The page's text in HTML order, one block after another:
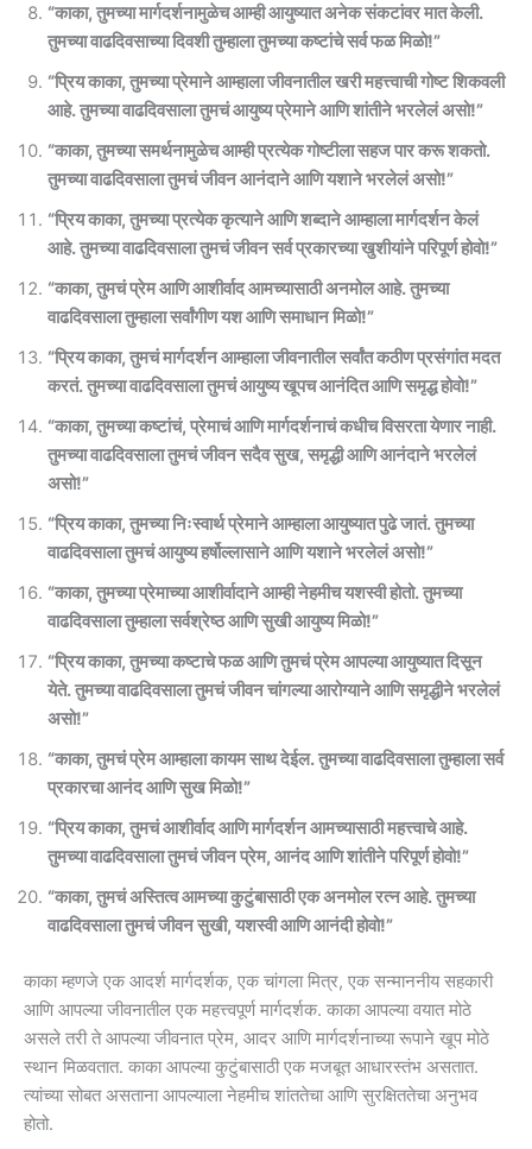
“काका, तुमच्या मार्गदर्शनामुळेच आम्ही आयुष्यात अनेक संकटांवर मात केली.
तुमच्या वाढदिवसाच्या दिवशी तुम्हाला तुमच्या कष्टांचे सर्व फळ मिळो!”
“प्रिय काका, तुमच्या प्रेमाने आम्हाला जीवनातील खरी महत्त्वाची गोष्ट शिकवली
आहे. तुमच्या वाढदिवसाला तुमचं आयुष्य प्रेमाने आणि शांतीने भरलेलं असो!”
“काका, तुमच्या समर्थनामुळेच आम्ही प्रत्येक गोष्टीला सहज पार करू शकतो.
तुमच्या वाढदिवसाला तुमचं जीवन आनंदाने आणि यशाने भरलेलं असो!”
“प्रिय काका, तुमच्या प्रत्येक कृत्याने आणि शब्दाने आम्हाला मार्गदर्शन केलं
आहे. तुमच्या वाढदिवसाला तुमचं जीवन सर्व प्रकारच्या खुशीयांने परिपूर्ण होवो!”
“काका, तुमचं प्रेम आणि आशीर्वाद आमच्यासाठी अनमोल आहे. तुमच्या
वाढदिवसाला तुम्हाला सर्वांगीण यश आणि समाधान मिळो!”
“प्रिय काका, तुमचं मार्गदर्शन आम्हाला जीवनातील सर्वांत कठीण प्रसंगांत मदत
करतं. तुमच्या वाढदिवसाला तुमचं आयुष्य खूपच आनंदित आणि समृद्ध होवो!”
“काका, तुमच्या कष्टांचं, प्रेमाचं आणि मार्गदर्शनाचं कधीच विसरता येणार नाही.
तुमच्या वाढदिवसाला तुमचं जीवन सदैव सुख, समृद्धी आणि आनंदाने भरलेलं
असो!”
“प्रिय काका, तुमच्या निःस्वार्थ प्रेमाने आम्हाला आयुष्यात पुढे जातं. तुमच्या
वाढदिवसाला तुमचं आयुष्य हर्षोल्लासाने आणि यशाने भरलेलं असो!”
“काका, तुमच्या प्रेमाच्या आशीर्वादाने आम्ही नेहमीच यशस्वी होतो. तुमच्या
वाढदिवसाला तुम्हाला सर्वश्रेष्ठ आणि सुखी आयुष्य मिळो!”
“प्रिय काका, तुमच्या कष्टाचे फळ आणि तुमचं प्रेम आपल्या आयुष्यात दिसून
येते. तुमच्या वाढदिवसाला तुमचं जीवन चांगल्या आरोग्याने आणि समृद्धीने भरलेलं
असो!”
“काका, तुमचं प्रेम आम्हाला कायम साथ देईल. तुमच्या वाढदिवसाला तुम्हाला सर्व
प्रकारचा आनंद आणि सुख मिळो!”
“प्रिय काका, तुमचं आशीर्वाद आणि मार्गदर्शन आमच्यासाठी महत्त्वाचे आहे.
तुमच्या वाढदिवसाला तुमचं जीवन प्रेम, आनंद आणि शांतीने परिपूर्ण होवो!”
“काका, तुमचं अस्तित्व आमच्या कुटुंबासाठी एक अनमोल रत्न आहे. तुमच्या
वाढदिवसाला तुमचं जीवन सुखी, यशस्वी आणि आनंदी होवो!”
काका म्हणजे एक आदर्श मार्गदर्शक, एक चांगला मित्र, एक सन्माननीय सहकारी
आणि आपल्या जीवनातील एक महत्त्वपूर्ण मार्गदर्शक. काका आपल्या वयात मोठे
असले तरी ते आपल्या जीवनात प्रेम, आदर आणि मार्गदर्शनाच्या रूपाने खूप मोठे
स्थान मिळवतात. काका आपल्या कुटुंबासाठी एक मजबूत आधारस्तंभ असतात.
त्यांच्या सोबत असताना आपल्याला नेहमीच शांततेचा आणि सुरक्षिततेचा अनुभव
होतो.